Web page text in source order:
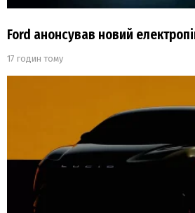
Ford анонсував новий
17 годин тому